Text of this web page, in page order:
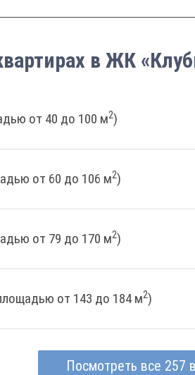
в ЖК
от 40 до 100 м2)
от 60 до 106 м2)
от 79 до 170 м2)
от 143 до 184 м2)
Посмотреть все 257